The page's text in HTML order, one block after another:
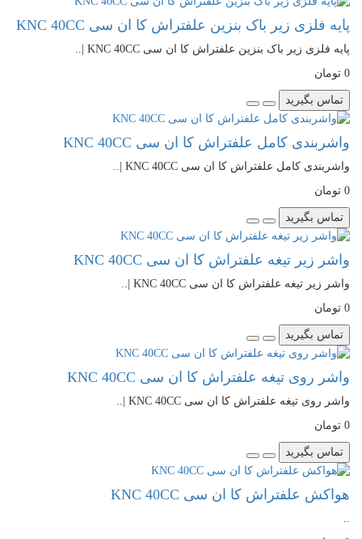
پایه فلزی زیر باک بنزین علفتراش کا ان سی KNC 40CC
پایه فلزی زیر باک بنزین علفتراش کا ان سی KNC 40CC |..
0 تومان
تماس بگیرید
واشربندی کامل علفتراش کا ان سی KNC 40CC
واشربندی کامل علفتراش کا ان سی KNC 40CC |..
0 تومان
تماس بگیرید
واشر زیر تیغه علفتراش کا ان سی KNC 40CC
واشر زیر تیغه علفتراش کا ان سی KNC 40CC |..
0 تومان
تماس بگیرید
واشر روی تیغه علفتراش کا ان سی KNC 40CC
واشر روی تیغه علفتراش کا ان سی KNC 40CC |..
0 تومان
تماس بگیرید
هواکش علفتراش کا ان سی KNC 40CC
..